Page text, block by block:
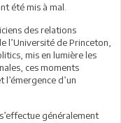
été mis à mal.
des relations
l’Université de Princeton,
mis en lumière les
ces moments
d’un
généralement